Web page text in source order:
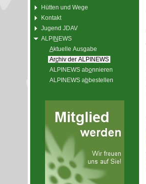
Hütten und Wege
Kontakt
Jugend JDAV
ALPINEWS
Aktuelle Ausgabe
Archiv der ALPINEWS
ALPINEWS abonnieren
ALPINEWS abbestellen